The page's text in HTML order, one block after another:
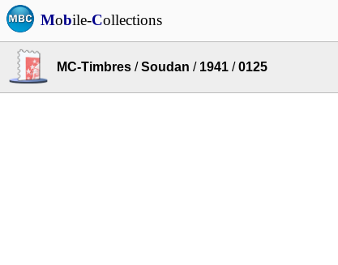
Mobile-Collections
MC-Timbres /Soudan / 1941 /0125